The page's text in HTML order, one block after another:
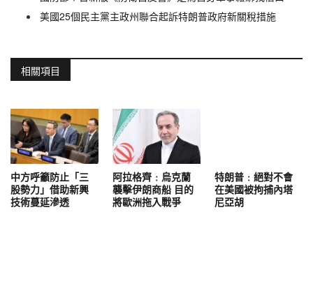
美國25個民主黨主政州聯合起訴特朗普政府新關稅措施
相關項目
中方呼籲防止「三
股勢力」借助新興
技術蔓延滲透
阿拉格齊﹕烏克蘭
襲擊伊朗商船 目的
將歐洲拖入戰爭
特朗普﹕絕對不會
在美國被拘捕內塔
尼亞胡